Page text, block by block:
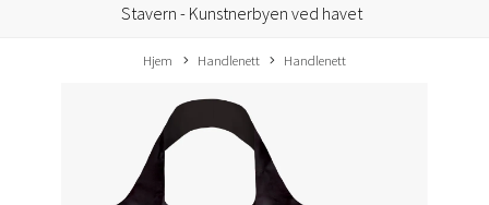
Stavern - Kunstnerbyen ved havet
Hjem Handlenett Handlenett